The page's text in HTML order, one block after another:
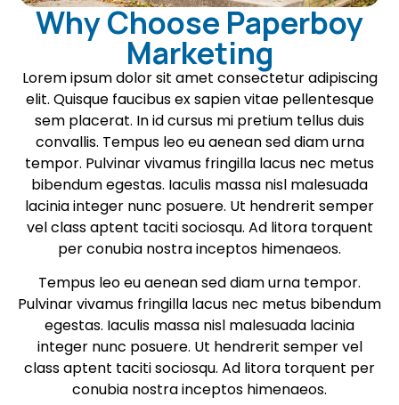
Why Choose Paperboy
Marketing
Lorem ipsum dolor sit amet consectetur adipiscing
elit. Quisque faucibus ex sapien vitae pellentesque
sem placerat. In id cursus mi pretium tellus duis
convallis. Tempus leo eu aenean sed diam urna
tempor. Pulvinar vivamus fringilla lacus nec metus
bibendum egestas. Iaculis massa nisl malesuada
lacinia integer nunc posuere. Ut hendrerit semper
vel class aptent taciti sociosqu. Ad litora torquent
per conubia nostra inceptos himenaeos.
Tempus leo eu aenean sed diam urna tempor.
Pulvinar vivamus fringilla lacus nec metus bibendum
egestas. Iaculis massa nisl malesuada lacinia
integer nunc posuere. Ut hendrerit semper vel
class aptent taciti sociosqu. Ad litora torquent per
conubia nostra inceptos himenaeos.